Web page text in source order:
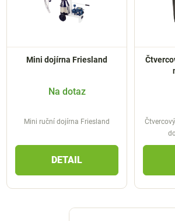
Mini dojírna Friesland
Na dotaz
DETAIL
Mini ruční dojírna Friesland